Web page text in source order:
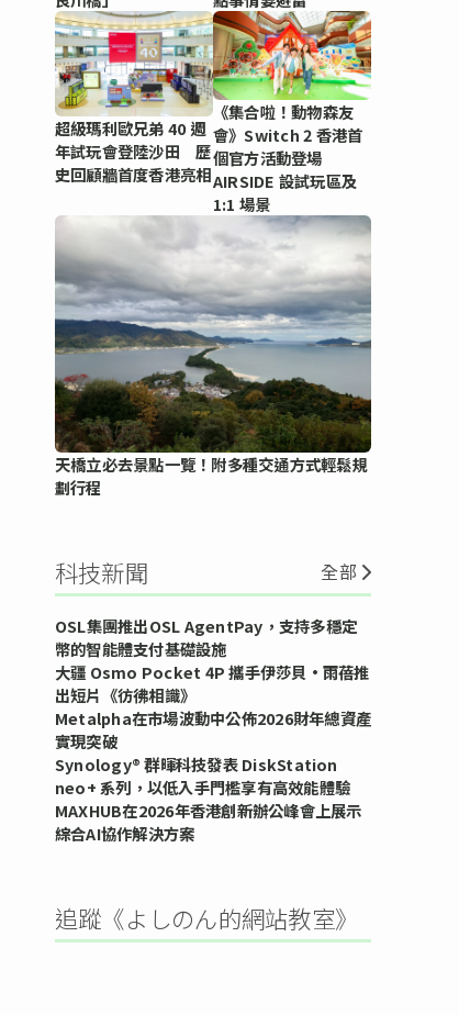
超級瑪利歐兄弟 40 週
年試玩會登陸沙田 歷
史回顧牆首度香港亮相
《集合啦！動物森友
會》Switch 2 香港首
個官方活動登場
AIRSIDE 設試玩區及
1:1 場景
天橋立必去景點一覽！附多種交通方式輕鬆規
劃行程
科技新聞 全部
OSL集團推出OSL AgentPay，支持多穩定
幣的智能體支付基礎設施
大疆 Osmo Pocket 4P 攜手伊莎貝•雨蓓推
出短片《彷彿相識》
Metalpha在市場波動中公佈2026財年總資產
實現突破
Synology® 群暉科技發表 DiskStation
neo+ 系列，以低入手門檻享有高效能體驗
MAXHUB在2026年香港創新辦公峰會上展示
綜合AI協作解決方案
追蹤《よしのん的網站教室》